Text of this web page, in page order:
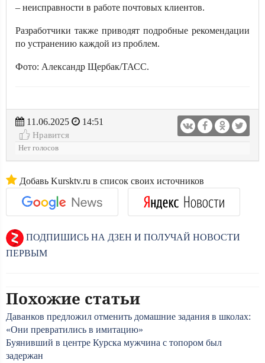
– неисправности в работе почтовых клиентов.
Разработчики также приводят подробные рекомендации
по устранению каждой из проблем.
Фото: Александр Щербак/ТАСС.
11.06.2025
14:51
Нравится
Нет голосов
Добавь Kursktv.ru в список своих источников
ПОДПИШИСЬ НА ДЗЕН И ПОЛУЧАЙ НОВОСТИ
ПЕРВЫМ
Похожие статьи
Даванков предложил отменить домашние задания в школах:
«Они превратились в имитацию»
Буянивший в центре Курска мужчина с топором был
задержан